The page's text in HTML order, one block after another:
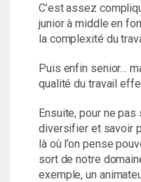
C’est assez
junior à middle en
la complexité du
Puis enfin senior…
qualité du travail
Ensuite, pour ne
diversifier et savoir
là où l’on pense
sort de notre
exemple, un